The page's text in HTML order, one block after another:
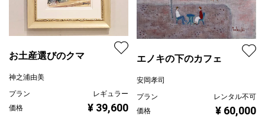
お土産選びのクマ
神之浦由美
プラン
レギュラー
価格
¥ 39,600
エノキの下のカフェ
安岡孝司
プラン
レンタル不可
価格
¥ 60,000